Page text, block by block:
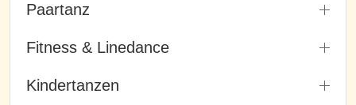
Paartanz
Fitness & Linedance
Kindertanzen